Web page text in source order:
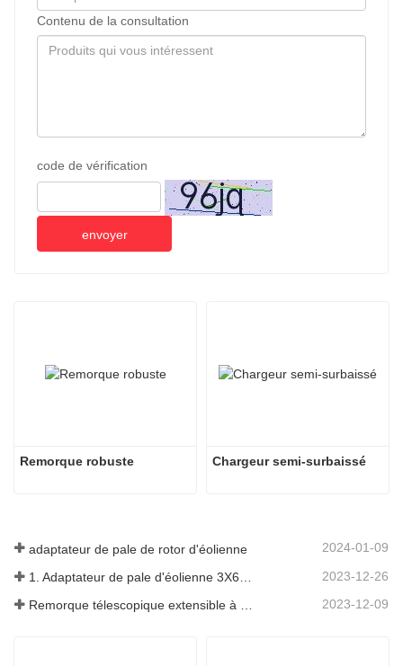
Contenu de la consultation
code de vérification
envoyer
Remorque robuste Chargeur semi-surbaissé
adaptateur de pale de rotor d'éolienne 2024-01-09
2023-12-26
2023-12-09